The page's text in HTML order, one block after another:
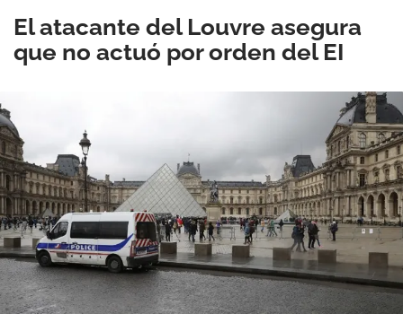
El atacante del Louvre asegura
que no actuó por orden del EI